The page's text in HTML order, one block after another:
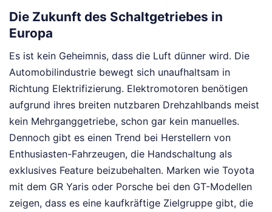
Die Zukunft des Schaltgetriebes in
Europa
Es ist kein Geheimnis, dass die Luft dünner wird. Die
Automobilindustrie bewegt sich unaufhaltsam in
Richtung Elektrifizierung. Elektromotoren benötigen
aufgrund ihres breiten nutzbaren Drehzahlbands meist
kein Mehrganggetriebe, schon gar kein manuelles.
Dennoch gibt es einen Trend bei Herstellern von
Enthusiasten-Fahrzeugen, die Handschaltung als
exklusives Feature beizubehalten. Marken wie Toyota
mit dem GR Yaris oder Porsche bei den GT-Modellen
zeigen, dass es eine kaufkräftige Zielgruppe gibt, die